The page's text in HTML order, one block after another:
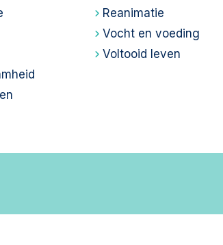
Reanimatie
Vocht en voeding
Voltooid leven